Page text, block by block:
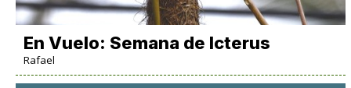
En Vuelo: Semana de Icterus
Rafael